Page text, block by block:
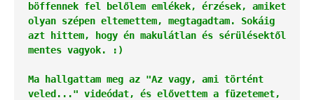
böffennek fel belőlem emlékek, érzések, amiket
olyan szépen eltemettem, megtagadtam. Sokáig
azt hittem, hogy én makulátlan és sérülésektől
mentes vagyok. :)
Ma hallgattam meg az "Az vagy, ami történt
veled..." videódat, és elővettem a füzetemet,